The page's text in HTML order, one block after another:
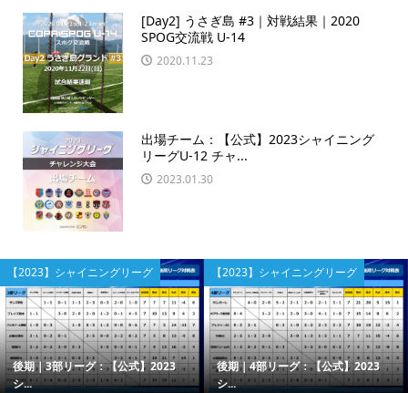
[Day2] うさぎ島 #3｜対戦結果｜2020
SPOG交流戦 U-14
2020.11.23
出場チーム：【公式】2023シャイニング
リーグU-12 チャ...
2023.01.30
【2023】シャイニングリーグ
後期｜3部リーグ：【公式】2023
シ...
【2023】シャイニングリーグ
後期｜4部リーグ：【公式】2023
シ...